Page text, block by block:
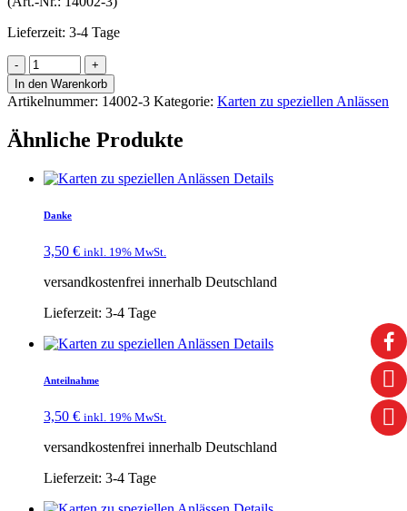
Lieferzeit: 3-4 Tage
In den Warenkorb
Artikelnummer: 14002-3 Kategorie: Karten zu speziellen Anlässen
Ähnliche Produkte
Details
Danke
3,50 € inkl. 19% MwSt.
versandkostenfrei innerhalb Deutschland
Lieferzeit: 3-4 Tage
Details
Anteilnahme
3,50 € inkl. 19% MwSt.
versandkostenfrei innerhalb Deutschland
Lieferzeit: 3-4 Tage